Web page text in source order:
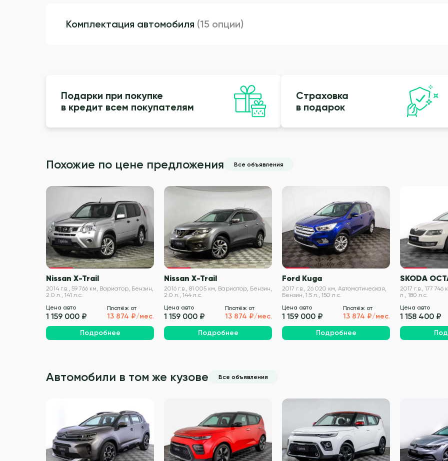
Комплектация автомобиля (15 опции)
Подарки при покупке
в кредит всем покупателям
Страховка
в подарок
Похожие по цене предложения Все объявления
VIN проверен
Nissan X-Trail
2014 г.в., 59 766 км, Вариатор, Бензин,
2.0 л., 141 л.с.
Цена авто
1 159 000 ₽
Платёж от
13 874 ₽/мес.
Подробнее
VIN проверен
Nissan X-Trail
2016 г.в., 81 005 км, Вариатор, Бензин,
2.0 л., 144 л.с.
Цена авто
1 159 000 ₽
Платёж от
13 874 ₽/мес.
Подробнее
VIN проверен
Ford Kuga
2017 г.в., 26 020 км, Автоматическая,
Бензин, 1.5 л., 150 л.с.
Цена авто
1 159 000 ₽
Платёж от
13 874 ₽/мес.
Подробнее
SKODA
2017 г.в., 177 746
л., 180 л.с.
Цена авто
1 158 400 ₽
Автомобили в том же кузове Все объявления